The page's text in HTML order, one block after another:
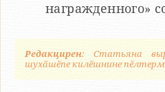
награжденного»
Редакцирен: Статьяна
шухӑшӗпе килӗшнине